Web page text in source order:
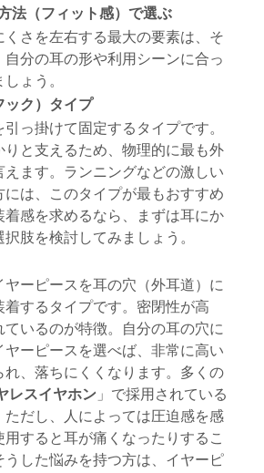
法（フィット感）で選ぶ
くさを左右する最大の要素は、そ
分の耳の形や利用シーンに合っ
ょう。
ック）タイプ
っ掛けて固定するタイプです。
と支えるため、物理的に最も外
ます。ランニングなどの激しい
には、このタイプが最もおすすめ
着感を求めるなら、まずは耳にか
択肢を検討してみましょう。
ーピースを耳の穴（外耳道）に
するタイプです。密閉性が高
ているのが特徴。自分の耳の穴に
ーピースを選べば、非常に高い
れ、落ちにくくなります。多くの
レスイヤホン 」で採用されている
ただし、人によっては圧迫感を感
用すると耳が痛くなったりするこ
うした悩みを持つ方は、イヤーピ